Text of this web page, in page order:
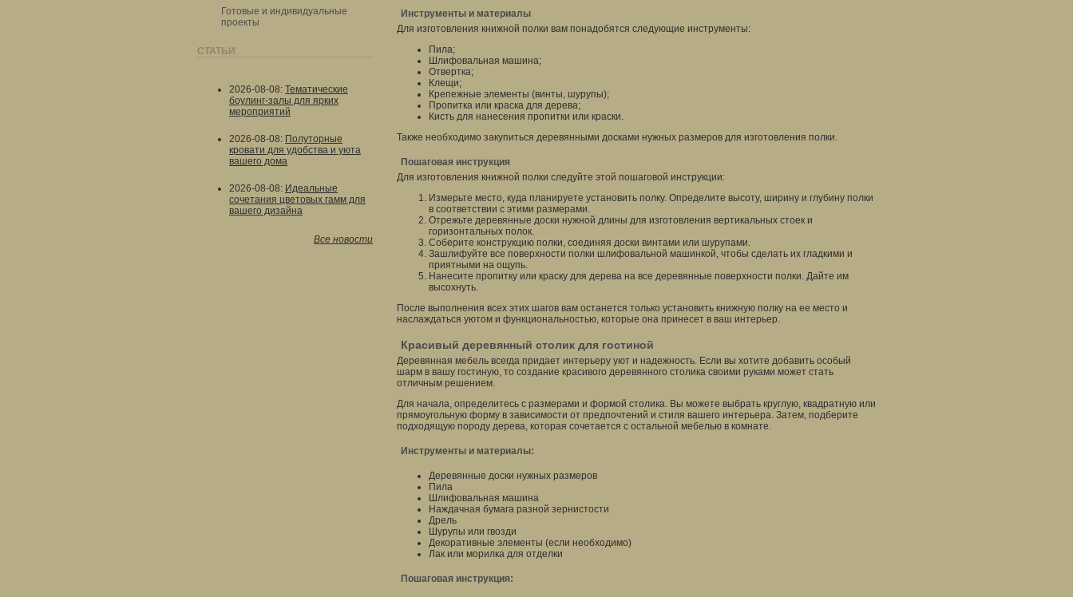
Готовые и индивидуальные
проекты
СТАТЬИ
2026-08-08: Тематические
боулинг-залы для ярких
мероприятий
2026-08-08: Полуторные
кровати для удобства и уюта
вашего дома
2026-08-08: Идеальные
сочетания цветовых гамм для
вашего дизайна
Все новости
Инструменты и материалы
Для изготовления книжной полки вам понадобятся следующие инструменты:
Пила;
Шлифовальная машина;
Отвертка;
Клещи;
Крепежные элементы (винты, шурупы);
Пропитка или краска для дерева;
Кисть для нанесения пропитки или краски.
Также необходимо закупиться деревянными досками нужных размеров для изготовления полки.
Пошаговая инструкция
Для изготовления книжной полки следуйте этой пошаговой инструкции:
Измерьте место, куда планируете установить полку. Определите высоту, ширину и глубину полки
в соответствии с этими размерами.
Отрежьте деревянные доски нужной длины для изготовления вертикальных стоек и
горизонтальных полок.
Соберите конструкцию полки, соединяя доски винтами или шурупами.
Зашлифуйте все поверхности полки шлифовальной машинкой, чтобы сделать их гладкими и
приятными на ощупь.
Нанесите пропитку или краску для дерева на все деревянные поверхности полки. Дайте им
высохнуть.
После выполнения всех этих шагов вам останется только установить книжную полку на ее место и
наслаждаться уютом и функциональностью, которые она принесет в ваш интерьер.
Красивый деревянный столик для гостиной
Деревянная мебель всегда придает интерьеру уют и надежность. Если вы хотите добавить особый
шарм в вашу гостиную, то создание красивого деревянного столика своими руками может стать
отличным решением.
Для начала, определитесь с размерами и формой столика. Вы можете выбрать круглую, квадратную или
прямоугольную форму в зависимости от предпочтений и стиля вашего интерьера. Затем, подберите
подходящую породу дерева, которая сочетается с остальной мебелью в комнате.
Инструменты и материалы:
Деревянные доски нужных размеров
Пила
Шлифовальная машина
Наждачная бумага разной зернистости
Дрель
Шурупы или гвозди
Декоративные элементы (если необходимо)
Лак или морилка для отделки
Пошаговая инструкция: